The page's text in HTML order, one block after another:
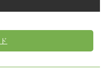
には？
レット